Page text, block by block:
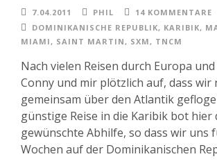
7.04.2011 PHIL
14 KOMMENTARE
DOMINIKANISCHE REPUBLIK, KARIBIK,
MIAMI, SAINT MARTIN, SXM, TNCM
Nach vielen Reisen durch Europa
Conny und mir plötzlich auf, dass wir
gemeinsam über den Atlantik
günstige Reise in die Karibik bot hier
gewünschte Abhilfe, so dass wir uns
Wochen auf der Dominikanischen